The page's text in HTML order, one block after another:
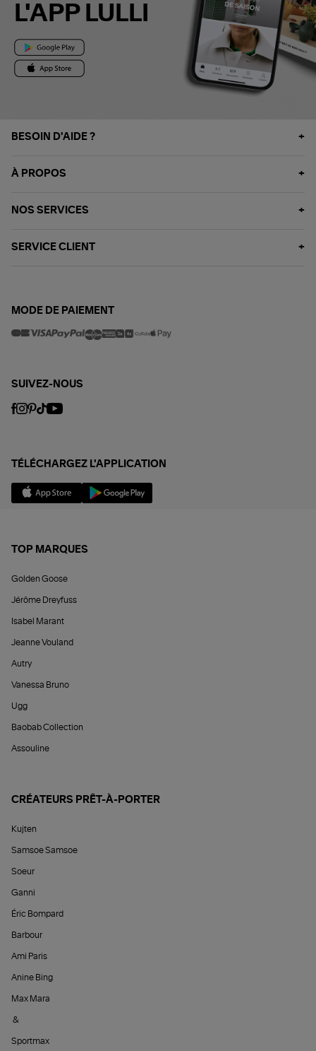
L'APP LULLI
BESOIN D'AIDE ?
À PROPOS
NOS SERVICES
SERVICE CLIENT
MODE DE PAIEMENT
SUIVEZ-NOUS
TÉLÉCHARGEZ L'APPLICATION
TOP MARQUES
Golden Goose
Jérôme Dreyfuss
Isabel Marant
Jeanne Vouland
Autry
Vanessa Bruno
Ugg
Baobab Collection
Assouline
CRÉATEURS PRÊT-À-PORTER
Kujten
Samsoe Samsoe
Soeur
Ganni
Éric Bompard
Barbour
Ami Paris
Anine Bing
Max Mara
&
Sportmax